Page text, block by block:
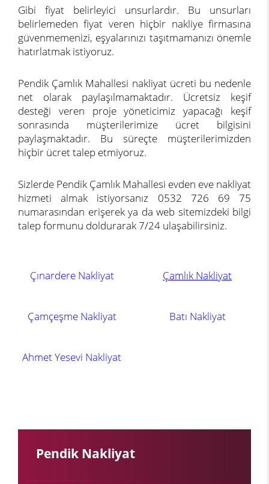
Gibi fiyat belirleyici unsurlardır. Bu unsurları
belirlemeden fiyat veren hiçbir nakliye firmasına
güvenmemenizi, eşyalarınızı taşıtmamanızı önemle
hatırlatmak istiyoruz.
Pendik Çamlık Mahallesi nakliyat ücreti bu nedenle
net olarak paylaşılmamaktadır. Ücretsiz keşif
desteği veren proje yöneticimiz yapacağı keşif
sonrasında müşterilerimize ücret bilgisini
paylaşmaktadır. Bu süreçte müşterilerimizden
hiçbir ücret talep etmiyoruz.
Sizlerde Pendik Çamlık Mahallesi evden eve nakliyat
hizmeti almak istiyorsanız 0532 726 69 75
numarasından erişerek ya da web sitemizdeki bilgi
talep formunu doldurarak 7/24 ulaşabilirsiniz.
Çınardere Nakliyat Çamlık Nakliyat
Çamçeşme Nakliyat Batı Nakliyat
Ahmet Yesevi Nakliyat
Pendik Nakliyat